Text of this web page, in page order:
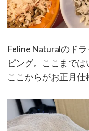
Feline Naturalのド
ピング。ここまでは
ここからがお正月仕